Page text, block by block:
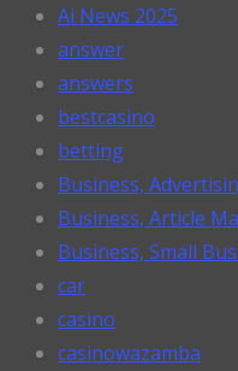
Ai News 2025
answer
answers
bestcasino
betting
Business,
Business, Article
Business, Small
car
casino
casinowazamba